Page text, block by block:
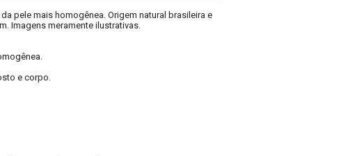
pele mais homogênea. Origem natural brasileira e
Imagens meramente ilustrativas.
e corpo.